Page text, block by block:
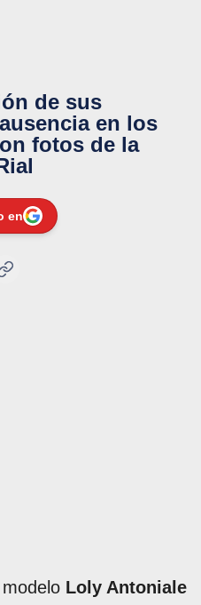
de sus
en los
fotos de la
en
Loly Antoniale